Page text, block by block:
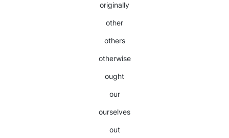
originally
other
others
otherwise
ought
our
ourselves
out